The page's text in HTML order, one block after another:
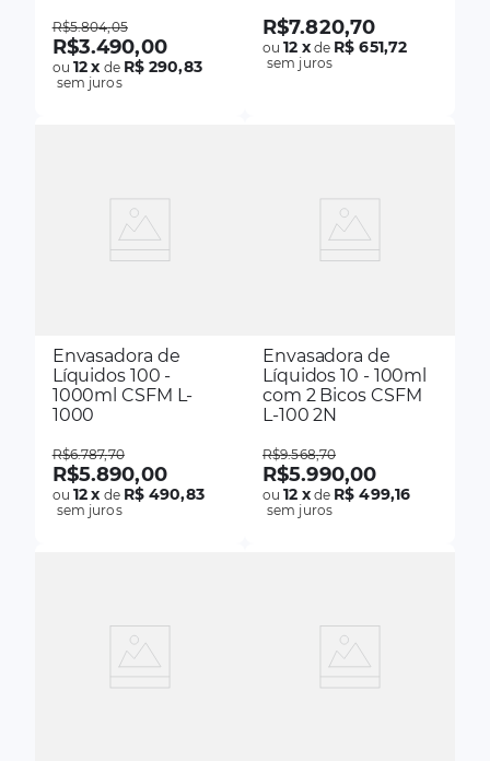
R$5.804,05
R$3.490,00
ou12x de R$ 290,83
sem juros
R$7.820,70
ou12 xde R$ 651,72
sem juros
Envasadora de
Líquidos 100 -
1000ml CSFM L-
1000
R$6.787,70
R$5.890,00
ou12x de R$ 490,83
sem juros
Envasadora de
Líquidos 10 - 100ml
com 2 Bicos CSFM
L-100 2N
R$9.568,70
R$5.990,00
ou12 xde R$ 499,16
sem juros